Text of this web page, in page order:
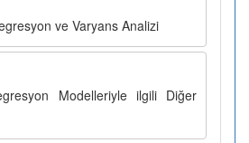
ve Varyans Analizi
Modelleriyle ilgili Diğer